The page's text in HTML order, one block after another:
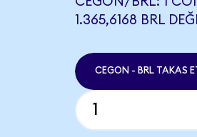
1.365,6168 BRL
CEGON - BRL TAKAS